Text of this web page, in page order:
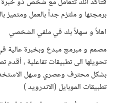
برمجتها و ملتزم جداً بالعمل ومتميز
اهلاً و سهلاً بك في ملفي الشخصي
تحويلها الى تطبيقات تفاعلية ، أقدم
بشكل محترف وعصري وسهل
تطبيقات الموبايل (الاندرويد )